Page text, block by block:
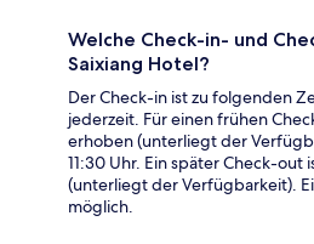
Welche Check-in- und
Saixiang Hotel?
Der Check-in ist zu folgenden
jederzeit. Für einen frühen
erhoben (unterliegt der
11:30 Uhr. Ein später Check-
(unterliegt der Verfügbarkeit).
möglich.